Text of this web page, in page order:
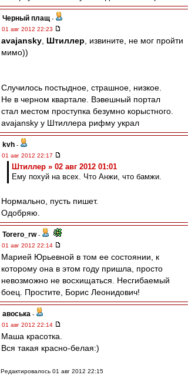
Черный плащ -
01 авг 2012 22:23
avajansky Штиллер , извините, не мог пройти
мимо))
Случилось постыдное, страшное, низкое.
Не в черном квартале. Вэвешный портал
стал местом проступка безумно корыстного.
avajansky у Штиллера рифму украл
kvh -
01 авг 2012 22:17
Штиллер » 02 авг 2012 01:01
Ему похуй на всех. Что Анжи, что бамжи.
Нормально, пусть пишет.
Одобряю.
Torero_rw-
01 авг 2012 22:14
Марией Юрьевной в том ее состоянии, к
которому она в этом году пришла, просто
невозможно не восхищаться. Несгибаемый
боец. Простите, Борис Леонидович!
авоська -
01 авг 2012 22:14
Маша красотка.
Вся такая красно-белая:)
Редактировалось 01 авг 2012 22:15